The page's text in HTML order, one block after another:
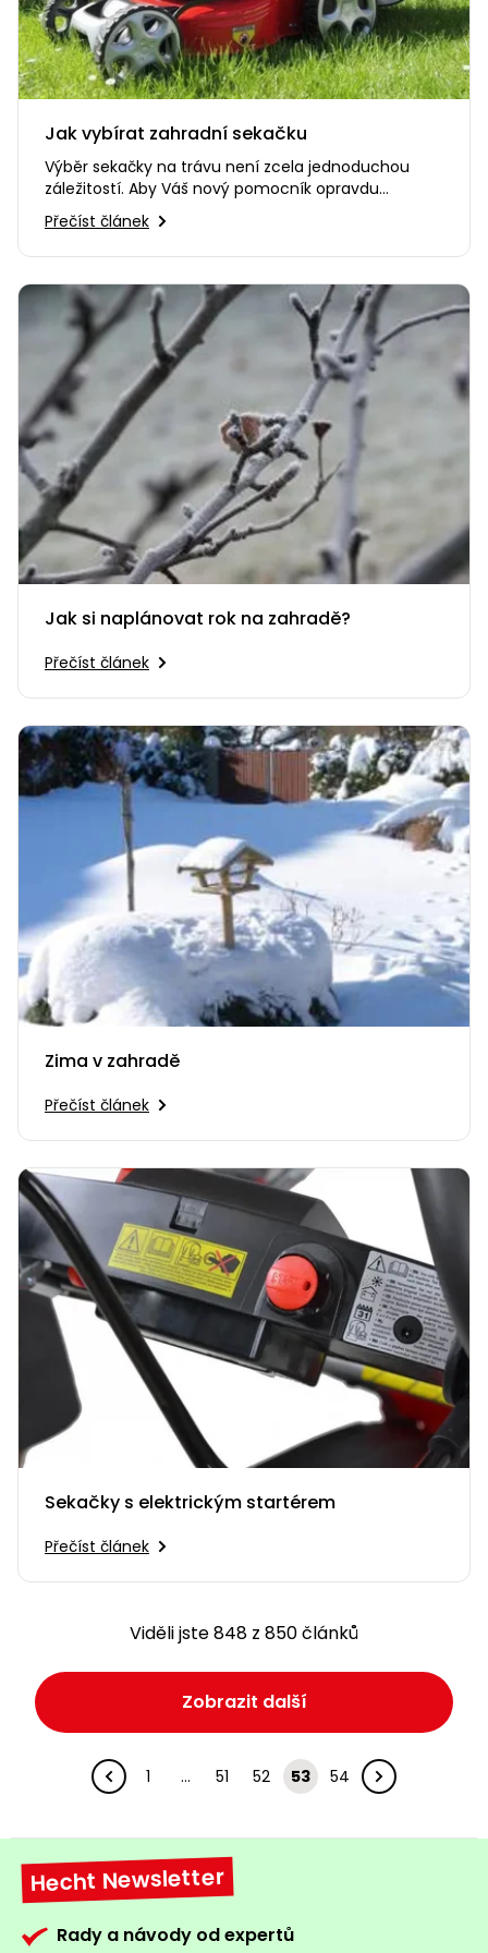
Jak vybírat zahradní sekačku
Výběr sekačky na trávu není zcela jednoduchou
záležitostí. Aby Váš nový pomocník opravdu
vyhovoval Vašim představám a…
Přečíst článek
Jak si naplánovat rok na zahradě?
Přečíst článek
Zima v zahradě
Přečíst článek
Sekačky s elektrickým startérem
Přečíst článek
Viděli jste 848 z 850 článků
Zobrazit další
1 … 51 52 53 54
Hecht Newsletter
Rady a návody od expertů